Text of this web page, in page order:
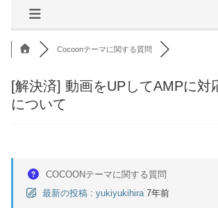
Cocoonテーマに関する質問
[解決済] 動画をUPしてAMPに対
について
COCOONテーマに関する質問
最新の投稿 : yukiyukihira 7年前